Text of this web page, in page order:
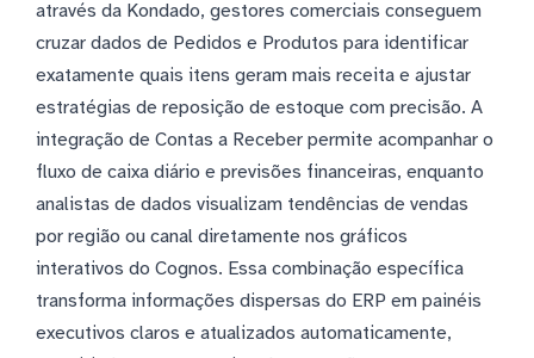
através da Kondado, gestores comerciais conseguem
cruzar dados de Pedidos e Produtos para identificar
exatamente quais itens geram mais receita e ajustar
estratégias de reposição de estoque com precisão. A
integração de Contas a Receber permite acompanhar o
fluxo de caixa diário e previsões financeiras, enquanto
analistas de dados visualizam tendências de vendas
por região ou canal diretamente nos gráficos
interativos do Cognos. Essa combinação específica
transforma informações dispersas do ERP em painéis
executivos claros e atualizados automaticamente,